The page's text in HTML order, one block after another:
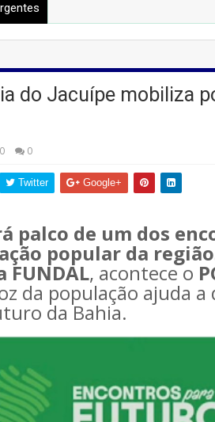
do Jacuípe mobiliza
0
Twitter Google+
palco de um dos
popular da
FUNDAL, acontece o
da população ajuda
da Bahia.